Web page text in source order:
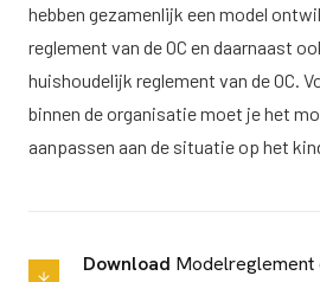
hebben gezamenlijk een model
reglement van de OC en daarnaast
huishoudelijk reglement van de OC.
binnen de organisatie moet je het
aanpassen aan de situatie op het
Download Modelreglement